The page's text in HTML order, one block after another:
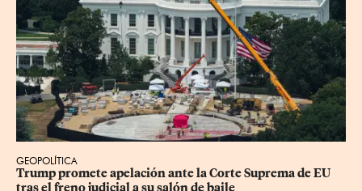
GEOPOLÍTICA
Trump promete apelación ante la Corte Suprema de EU
tras el freno judicial a su salón de baile